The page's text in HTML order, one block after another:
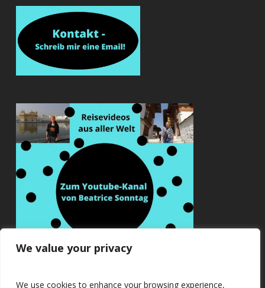
We value your privacy
We use cookies to enhance your browsing experience,